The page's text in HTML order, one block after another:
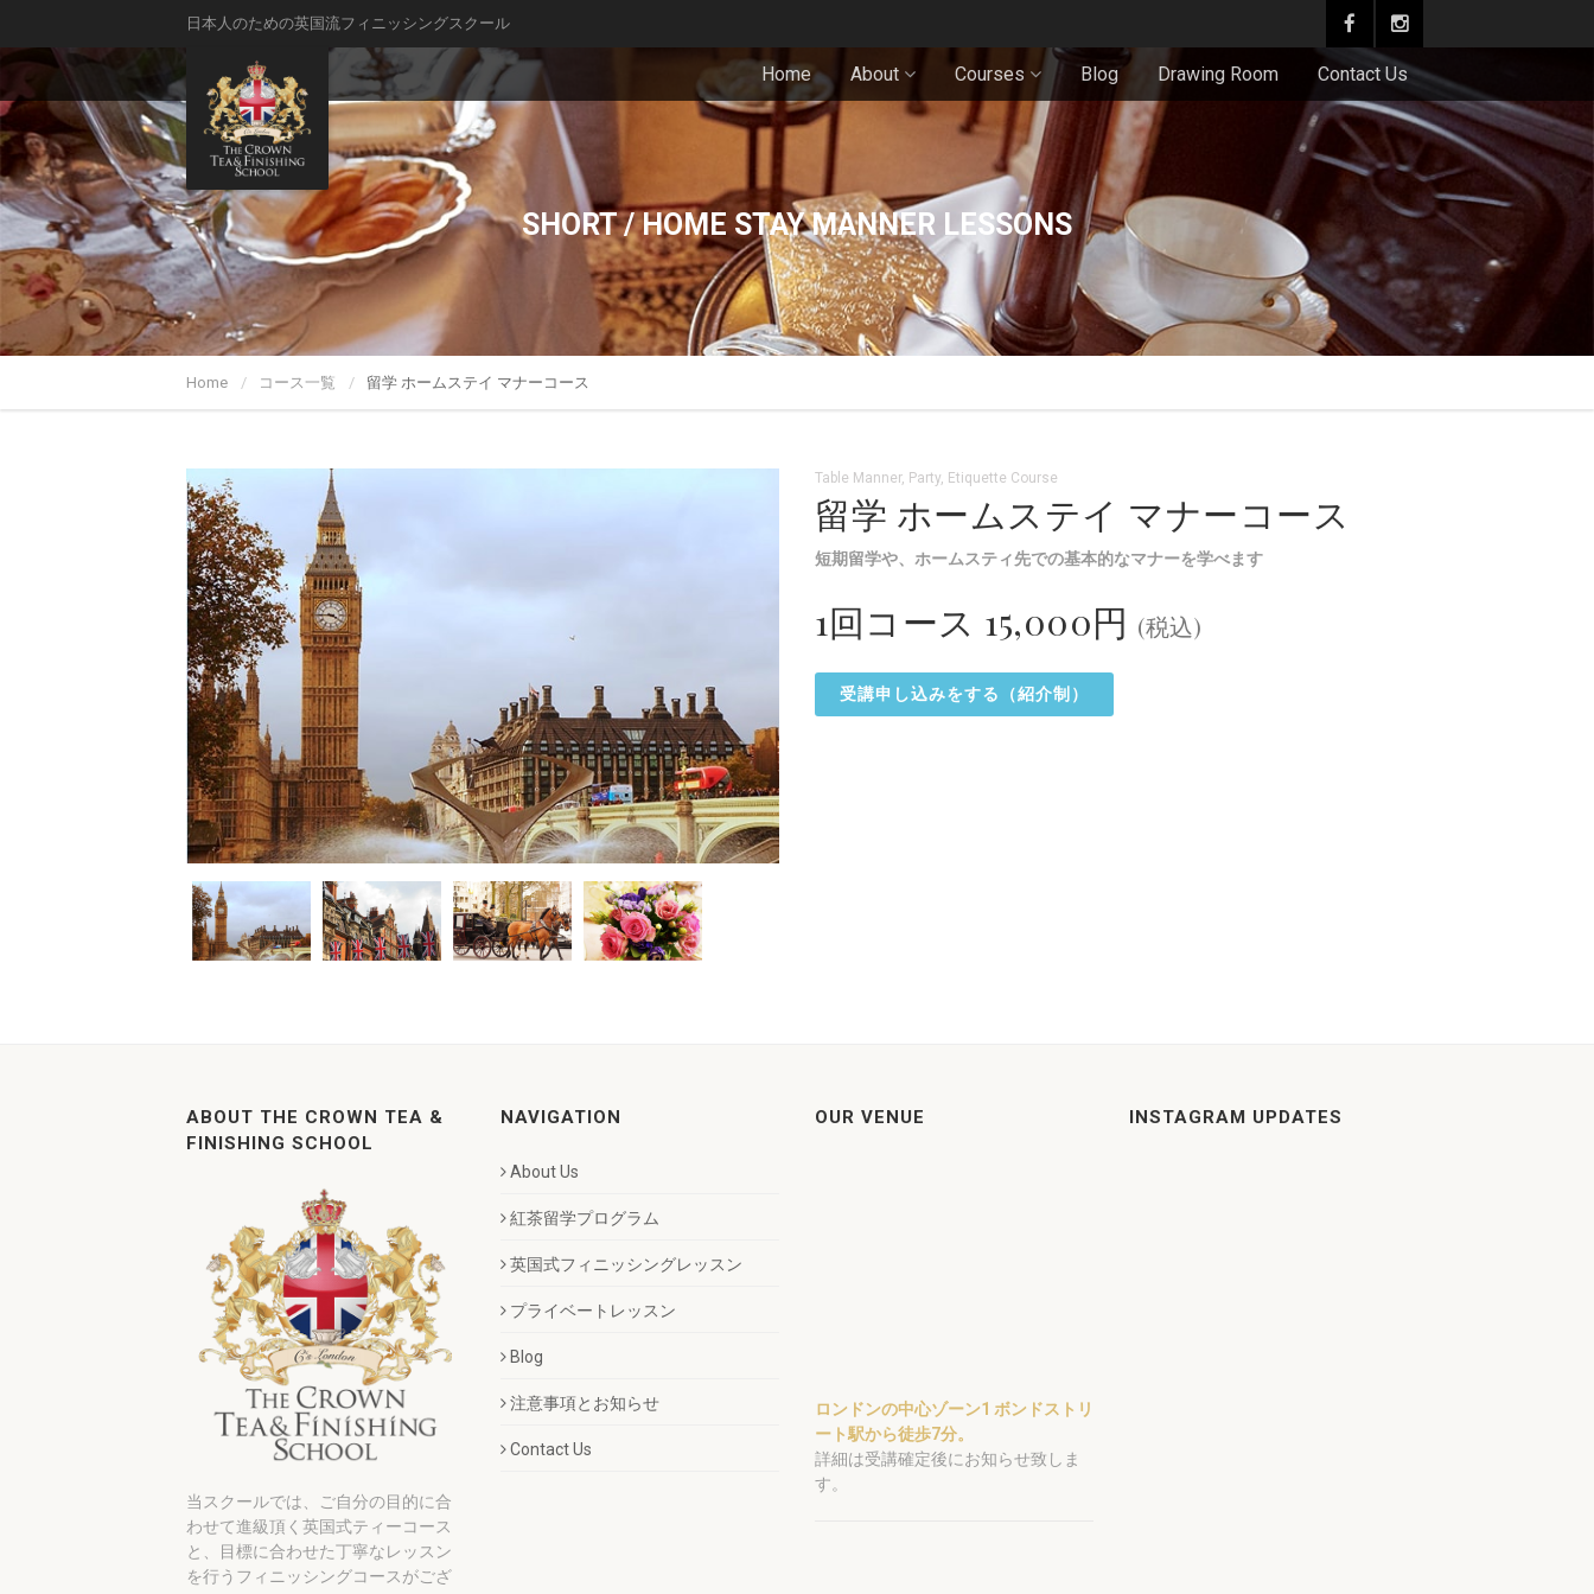
日本人のための英国流フィニッシングスクール
Home About Courses Blog Drawing Room Contact Us
SHORT / HOME STAY MANNER LESSONS
Home コース一覧 留学 ホームステイ マナーコース
Table Manner, Party, Etiquette Course
留学 ホームステイ マナーコース
短期留学や、ホームスティ先での基本的なマナーを学べます
1回コース 15,000円 (税込)
受講申し込みをする（紹介制）
ABOUT THE CROWN TEA &
FINISHING SCHOOL
当スクールでは、ご自分の目的に合
わせて進級頂く英国式ティーコース
と、目標に合わせた丁寧なレッスン
を行うフィニッシングコースがござ
NAVIGATION
About Us
紅茶留学プログラム
英国式フィニッシングレッスン
プライベートレッスン
Blog
注意事項とお知らせ
Contact Us
OUR VENUE
ロンドンの中心ゾーン1 ボンドストリ
ート駅から徒歩7分。
詳細は受講確定後にお知らせ致しま
す。
INSTAGRAM UPDATES